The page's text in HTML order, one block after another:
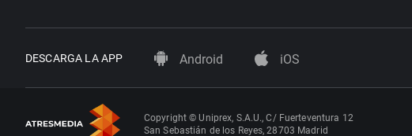
DESCARGA LA APP Android iOS
Copyright © Uniprex, S.A.U., C/ Fuerteventura 12
San Sebastián de los Reyes, 28703 Madrid